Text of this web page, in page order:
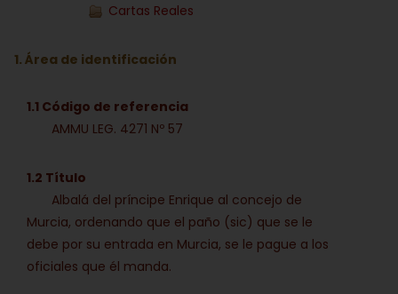
Cartas Reales
1. Área de identificación
1.1 Código de referencia
AMMU LEG. 4271 Nº 57
1.2 Título
Albalá del príncipe Enrique al concejo de
Murcia, ordenando que el paño (sic) que se le
debe por su entrada en Murcia, se le pague a los
oficiales que él manda.